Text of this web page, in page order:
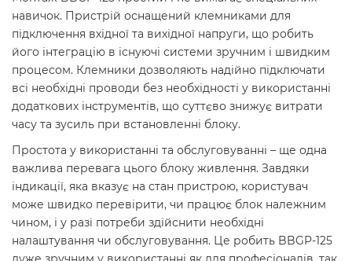
навичок. Пристрій оснащений клемниками для
підключення вхідної та вихідної напруги, що робить
його інтеграцію в існуючі системи зручним і швидким
процесом. Клемники дозволяють надійно підключати
всі необхідні проводи без необхідності у використанні
додаткових інструментів, що суттєво знижує витрати
часу та зусиль при встановленні блоку.
Простота у використанні та обслуговуванні – ще одна
важлива перевага цього блоку живлення. Завдяки
індикації, яка вказує на стан пристрою, користувач
може швидко перевірити, чи працює блок належним
чином, і у разі потреби здійснити необхідні
налаштування чи обслуговування. Це робить BBGP-125